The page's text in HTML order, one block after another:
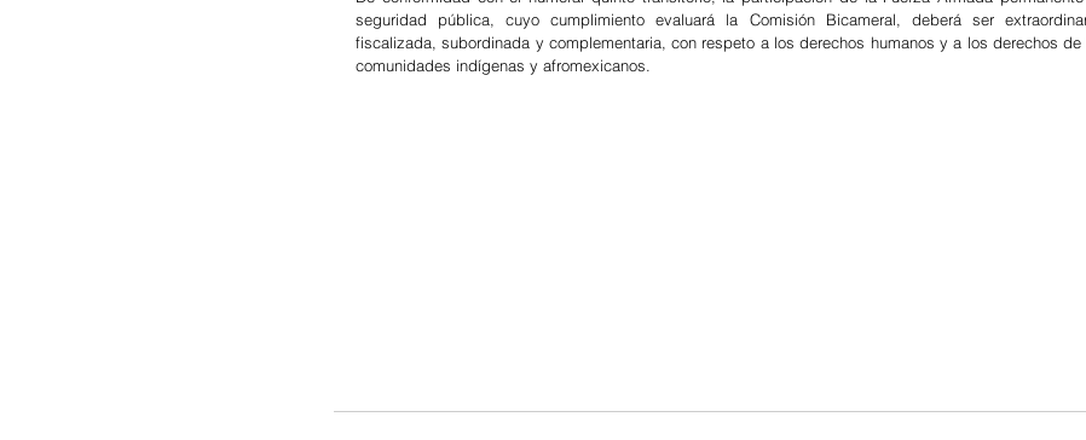
seguridad pública, cuyo cumplimiento evaluará la Comisión Bicameral, deberá ser
fiscalizada, subordinada y complementaria, con respeto a los derechos humanos y a los derechos
comunidades indígenas y afromexicanos.